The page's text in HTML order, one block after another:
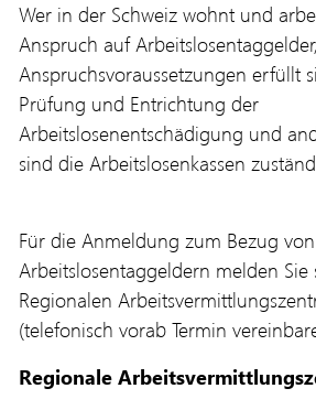
Wer in der Schweiz wohnt und
Anspruch auf
Anspruchsvoraussetzungen erfüllt
Prüfung und Entrichtung der
Arbeitslosenentschädigung und
sind die Arbeitslosenkassen
Für die Anmeldung zum Bezug von
Arbeitslosentaggeldern melden
Regionalen
(telefonisch vorab Termin
Regionale